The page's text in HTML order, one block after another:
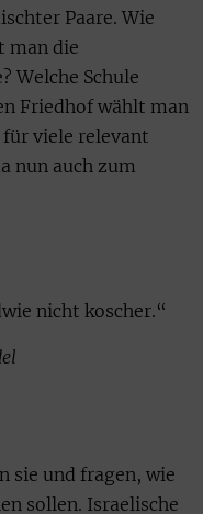
Paare. Wie
man die
Welche Schule
Friedhof wählt man
viele relevant
nun auch zum
nicht koscher.“
sie und fragen, wie
sollen. Israelische